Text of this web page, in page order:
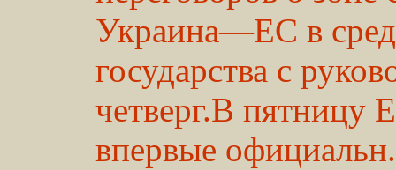
Украина—ЕС в
государства с
четверг.В пятницу
впервые